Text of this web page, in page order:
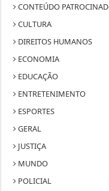
CONTEÚDO
CULTURA
DIREITOS HUMANOS
ECONOMIA
EDUCAÇÃO
ENTRETENIMENTO
ESPORTES
GERAL
JUSTIÇA
MUNDO
POLICIAL